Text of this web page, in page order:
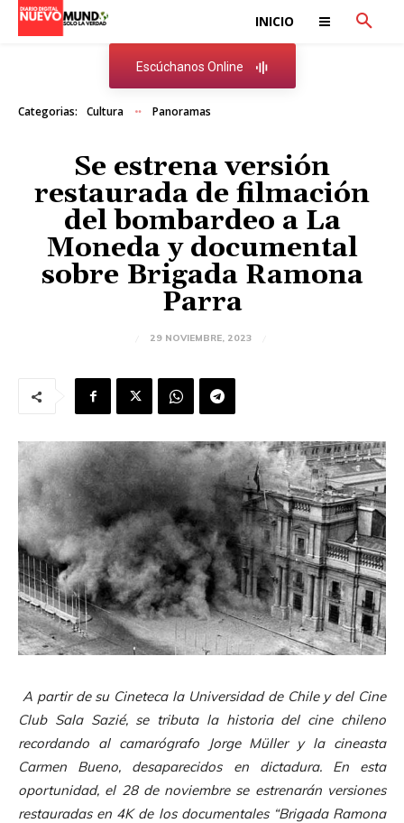
INICIO
Escúchanos Online
Categorias: Cultura Panoramas
Se estrena versión
restaurada de filmación
del bombardeo a La
Moneda y documental
sobre Brigada Ramona
Parra
29 NOVIEMBRE, 2023
A partir de su Cineteca la Universidad de Chile y del Cine
Club Sala Sazié, se tributa la historia del cine chileno
recordando al camarógrafo Jorge Müller y la cineasta
Carmen Bueno, desaparecidos en dictadura. En esta
oportunidad, el 28 de noviembre se estrenarán versiones
restauradas en 4K de los documentales “Brigada Ramona